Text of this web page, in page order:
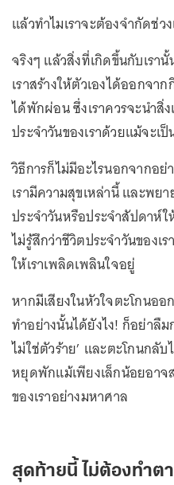
แล้วทำไมเราจะต้องจำกัดช่
จริงๆ แล้วสิ่งที่เกิดขึ้นกับเรา
เราสร้างให้ตัวเองได้ออกจา
ได้พักผ่อน ซึ่งเราควรจะนำสิ่
ประจำวันของเราด้วยแม้จะเ
วิธีการก็ไม่มีอะไรนอกจากอ
เรามีความสุขเหล่านี้ และพย
ประจำวันหรือประจำสัปดาห์ใ
ไม่รู้สึกว่าชีวิตประจำวันของเ
ให้เราเพลิดเพลินใจอยู่
หากมีเสียงในหัวใจตะโกนออ
ทำอย่างนั้นได้ยังไง! ก็อย่าลื
ไม่ใช่ตัวร้าย’ และตะโกนกลั
หยุดพักแม้เพียงเล็กน้อยอา
ของเราอย่างมหาศาล
สุดท้ายนี้ ไม่ต้องทำต